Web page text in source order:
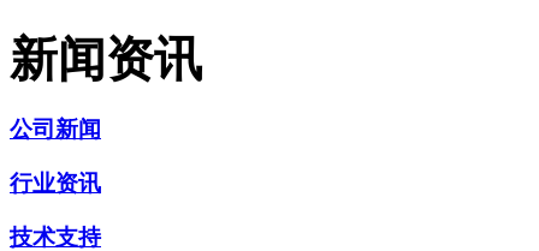
新闻资讯
公司新闻
行业资讯
技术支持